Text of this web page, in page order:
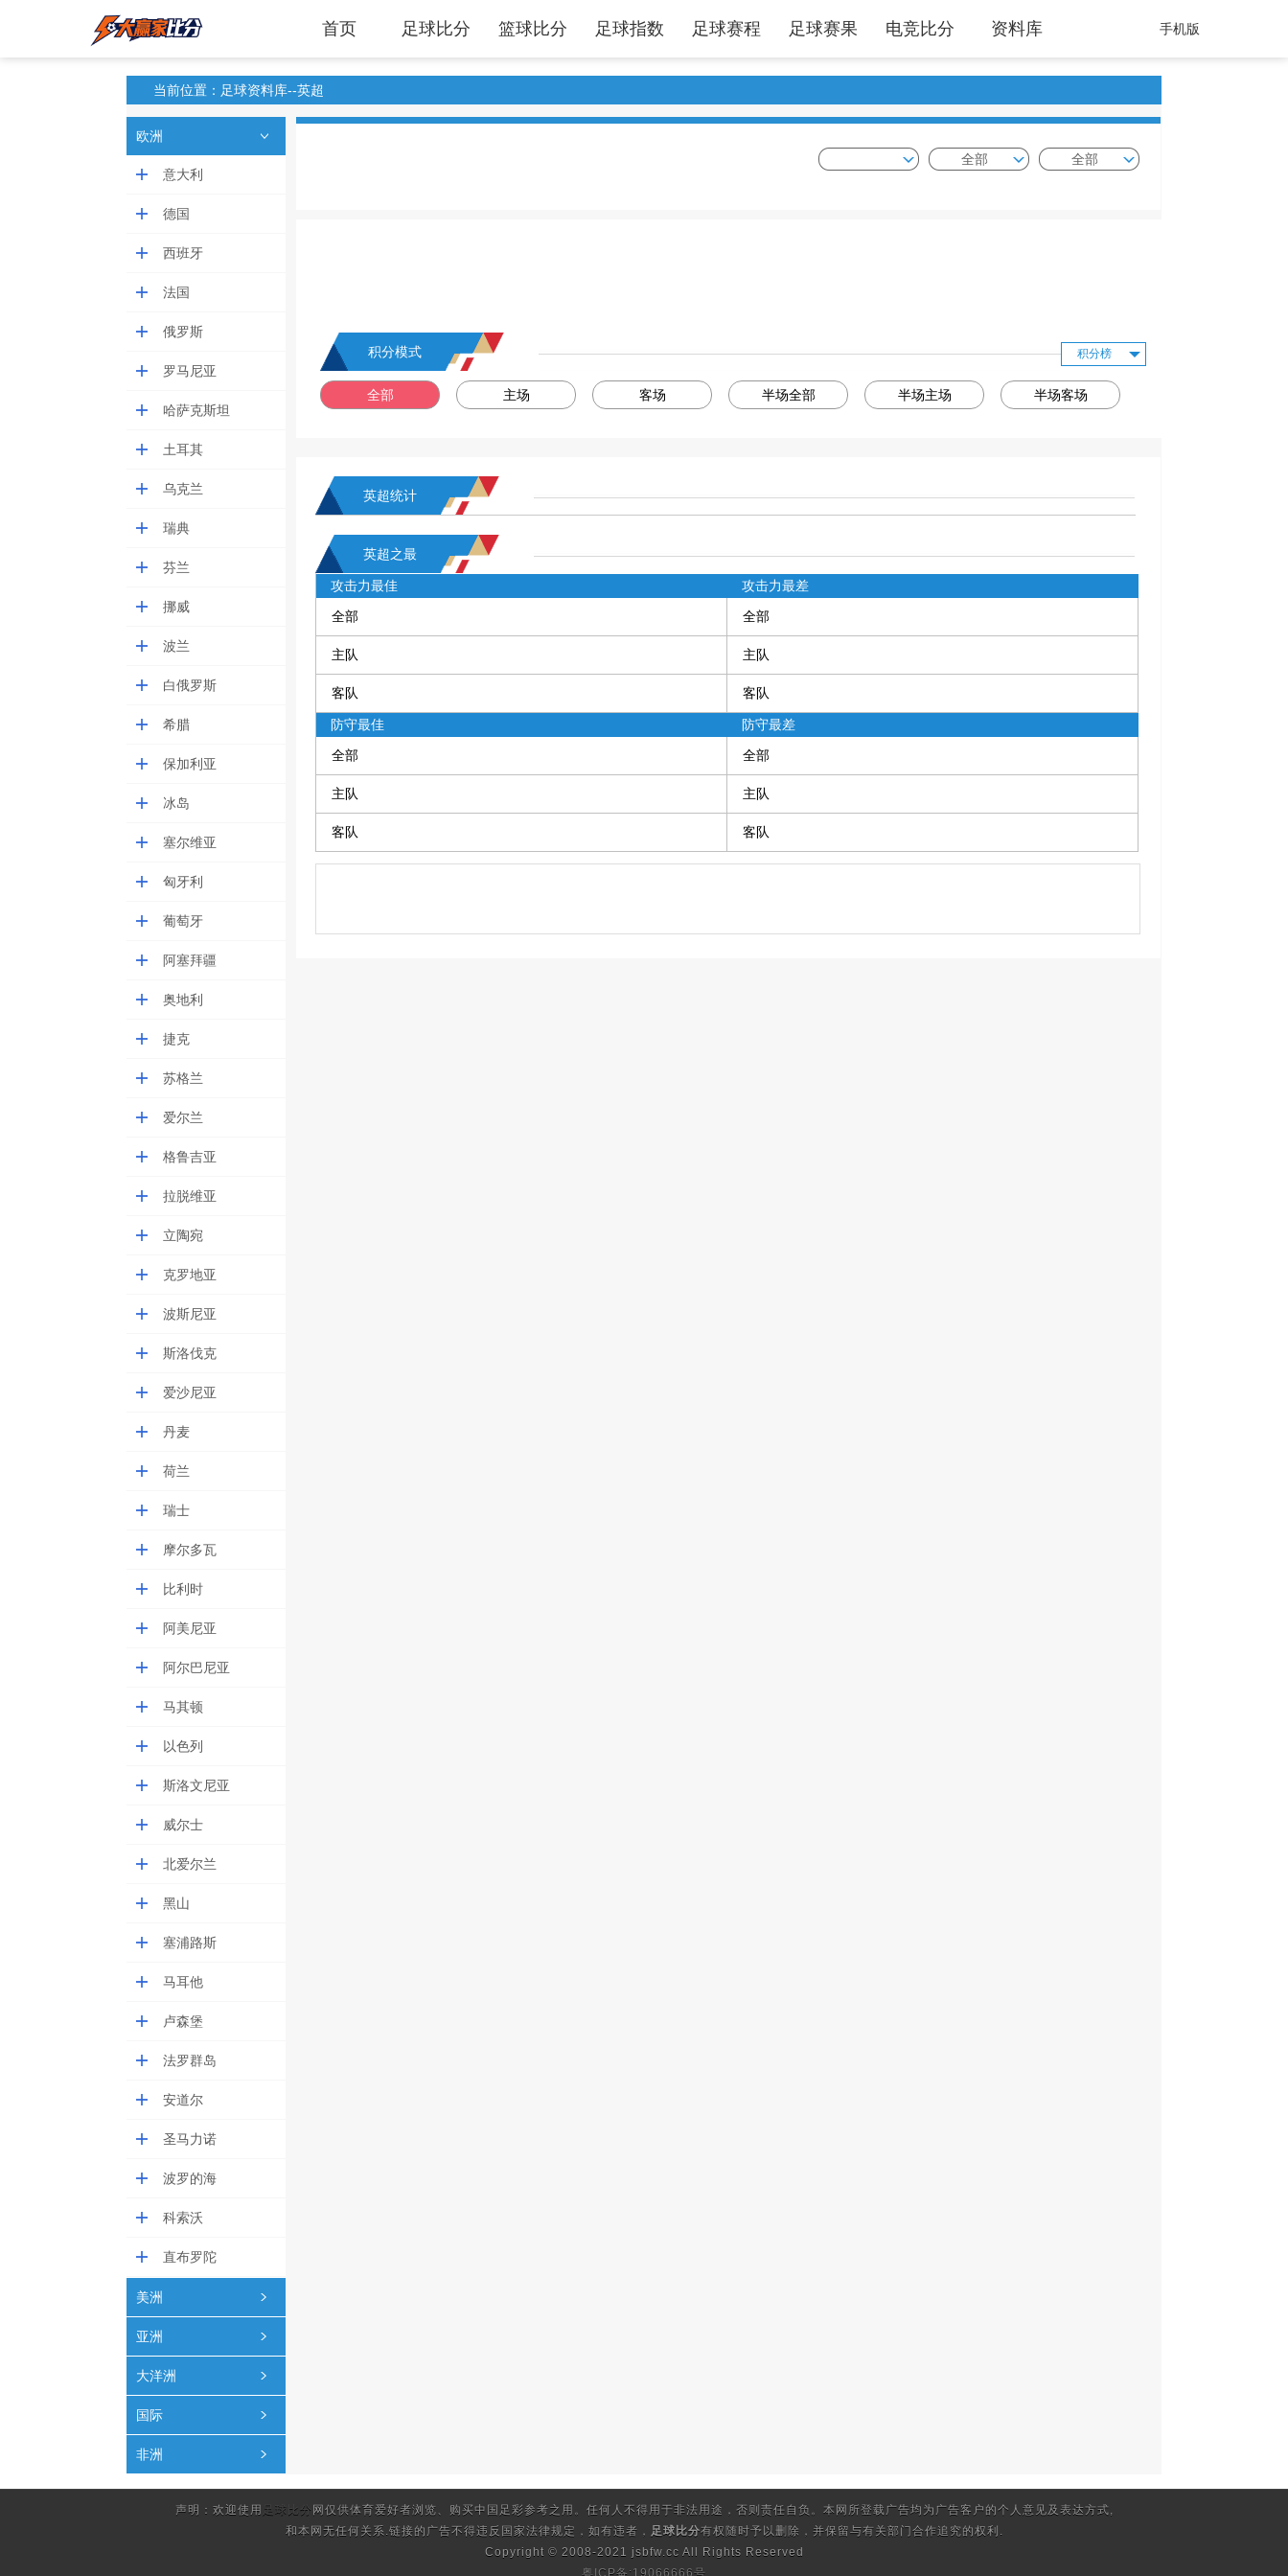
首页 足球比分 篮球比分 足球指数 足球赛程 足球赛果 电竞比分 资料库 手机版
当前位置：足球资料库--英超
欧洲
意大利
德国
西班牙
法国
俄罗斯
罗马尼亚
哈萨克斯坦
土耳其
乌克兰
瑞典
芬兰
挪威
波兰
白俄罗斯
希腊
保加利亚
冰岛
塞尔维亚
匈牙利
葡萄牙
阿塞拜疆
奥地利
捷克
苏格兰
爱尔兰
格鲁吉亚
拉脱维亚
立陶宛
克罗地亚
波斯尼亚
斯洛伐克
爱沙尼亚
丹麦
荷兰
瑞士
摩尔多瓦
比利时
阿美尼亚
阿尔巴尼亚
马其顿
以色列
斯洛文尼亚
威尔士
北爱尔兰
黑山
塞浦路斯
马耳他
卢森堡
法罗群岛
安道尔
圣马力诺
波罗的海
科索沃
直布罗陀
美洲
亚洲
大洋洲
国际
非洲
全部 全部
积分模式 积分榜
全部 主场 客场 半场全部 半场主场 半场客场
英超统计
英超之最
攻击力最佳
全部
主队
客队
攻击力最差
全部
主队
客队
防守最佳
全部
主队
客队
防守最差
全部
主队
客队
声明：欢迎使用 足球比分 网仅供体育爱好者浏览、购买中国足彩参考之用。任何人不得用于非法用途，否则责任自负。本网所登载广告均为广告客户的个人意见及表达方式,
和本网无任何关系.链接的广告不得违反国家法律规定，如有违者， 足球比分有权随时予以删除，并保留与有关部门合作追究的权利.
Copyright © 2008-2021 jsbfw.cc All Rights Reserved
粤ICP备:19066666号